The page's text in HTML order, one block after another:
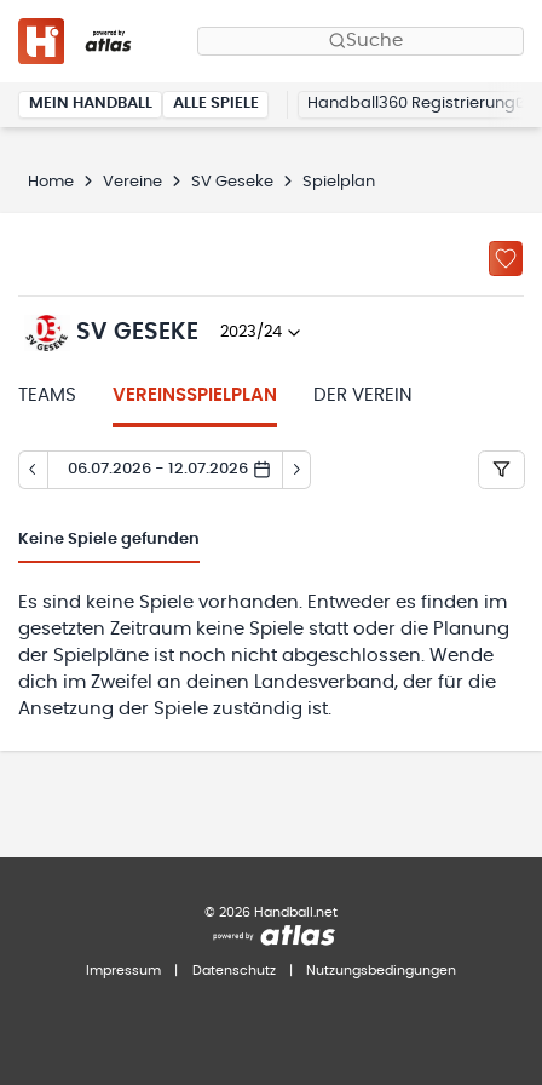
Suche
MEIN HANDBALL ALLE SPIELE Handball360 Registrierung
Home Vereine SV Geseke Spielplan
SV GESEKE 2023/24
TEAMS VEREINSSPIELPLAN DER VEREIN
06.07.2026 - 12.07.2026
Keine Spiele gefunden
Es sind keine Spiele vorhanden. Entweder es finden im
gesetzten Zeitraum keine Spiele statt oder die Planung
der Spielpläne ist noch nicht abgeschlossen. Wende
dich im Zweifel an deinen Landesverband, der für die
Ansetzung der Spiele zuständig ist.
© 2026 Handball.net
Impressum Datenschutz Nutzungsbedingungen